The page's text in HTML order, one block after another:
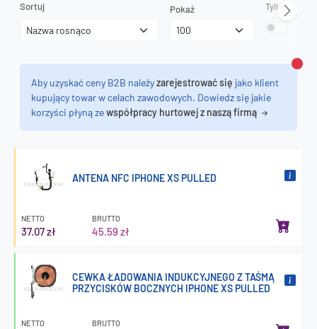
Sortuj Pokaż Tylko
Aby uzyskać ceny B2B należyzarejestrować się jako klient
kupujący towar w celach zawodowych. Dowiedz się jakie
korzyści płyną zewspółpracy hurtowej z naszą firmą
ANTENA NFC IPHONE XS PULLED
NETTO
37.07 zł
BRUTTO
45.59 zł
CEWKA ŁADOWANIA INDUKCYJNEGO Z TAŚMĄ
PRZYCISKÓW BOCZNYCH IPHONE XS PULLED
NETTO BRUTTO